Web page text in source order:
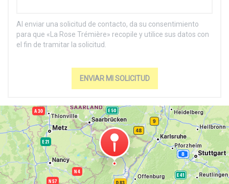
Al enviar una solicitud de contacto, da su consentimiento
para que «La Rose Trémière» recopile y utilice sus datos con
el fin de tramitar la solicitud.